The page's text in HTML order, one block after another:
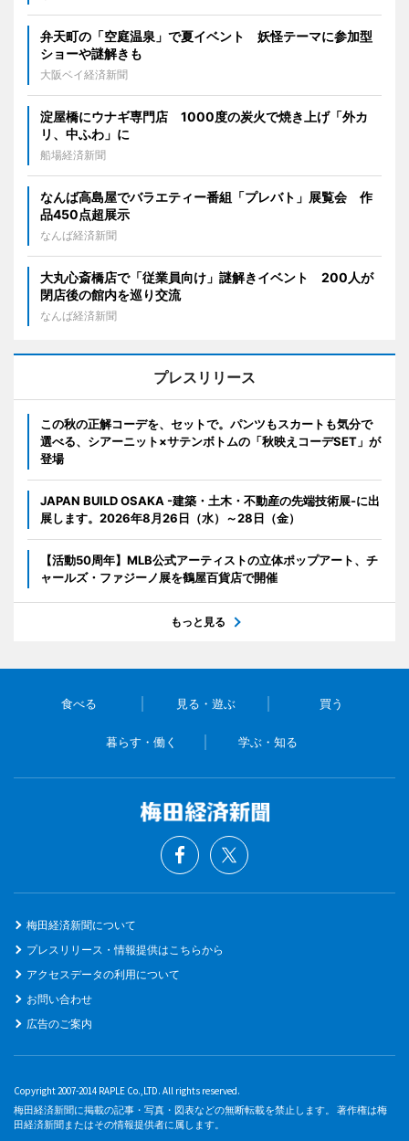
弁天町の「空庭温泉」で夏イベント 妖怪テーマに参加型
ショーや謎解きも
大阪ベイ経済新聞
淀屋橋にウナギ専門店 1000度の炭火で焼き上げ「外カ
リ、中ふわ」に
船場経済新聞
なんば高島屋でバラエティー番組「プレバト」展覧会 作
品450点超展示
なんば経済新聞
大丸心斎橋店で「従業員向け」謎解きイベント 200人が
閉店後の館内を巡り交流
なんば経済新聞
プレスリリース
この秋の正解コーデを、セットで。パンツもスカートも気分で
選べる、シアーニット×サテンボトムの「秋映えコーデSET」が
登場
JAPAN BUILD OSAKA -建築・土木・不動産の先端技術展-に出
展します。2026年8月26日（水）～28日（金）
【活動50周年】MLB公式アーティストの立体ポップアート、チ
ャールズ・ファジーノ展を鶴屋百貨店で開催
もっと見る
食べる 見る・遊ぶ 買う
暮らす・働く 学ぶ・知る
梅田経済新聞について
プレスリリース・情報提供はこちらから
アクセスデータの利用について
お問い合わせ
広告のご案内
Copyright 2007-2014 RAPLE Co.,LTD. All rights reserved.
梅田経済新聞に掲載の記事・写真・図表などの無断転載を禁止します。 著作権は梅
田経済新聞またはその情報提供者に属します。